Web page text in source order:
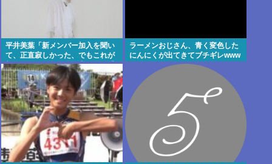
平井美葉「新メンバー加入を聞い
て、正直寂しかった、でもこれが
新しいビヨなんだと、寂しさを受
け止めるこ
ラーメンおじさん、青く変色した
にんにくが出てきてブチギレwww